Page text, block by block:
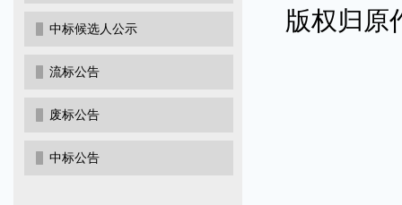
中标候选人公示
流标公告
废标公告
中标公告
版权归原